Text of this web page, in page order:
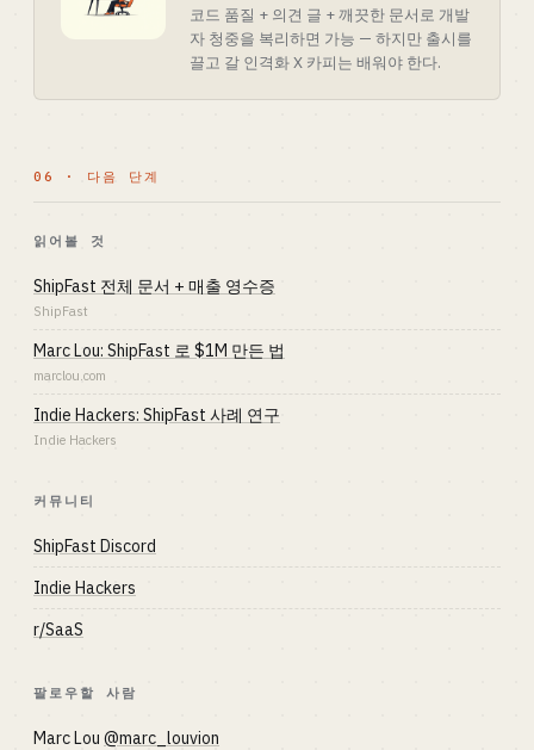
코드 품질 + 의견 글 + 깨끗한 문서로 개발
자 청중을 복리하면 가능 — 하지만 출시를
끌고 갈 인격화 X 카피는 배워야 한다.
06 · 다음 단계
읽어볼 것
ShipFast 전체 문서 + 매출 영수증
ShipFast
Marc Lou: ShipFast 로 $1M 만든 법
marclou.com
Indie Hackers: ShipFast 사례 연구
Indie Hackers
커뮤니티
ShipFast Discord
Indie Hackers
r/SaaS
팔로우할 사람
Marc Lou @marc_louvion